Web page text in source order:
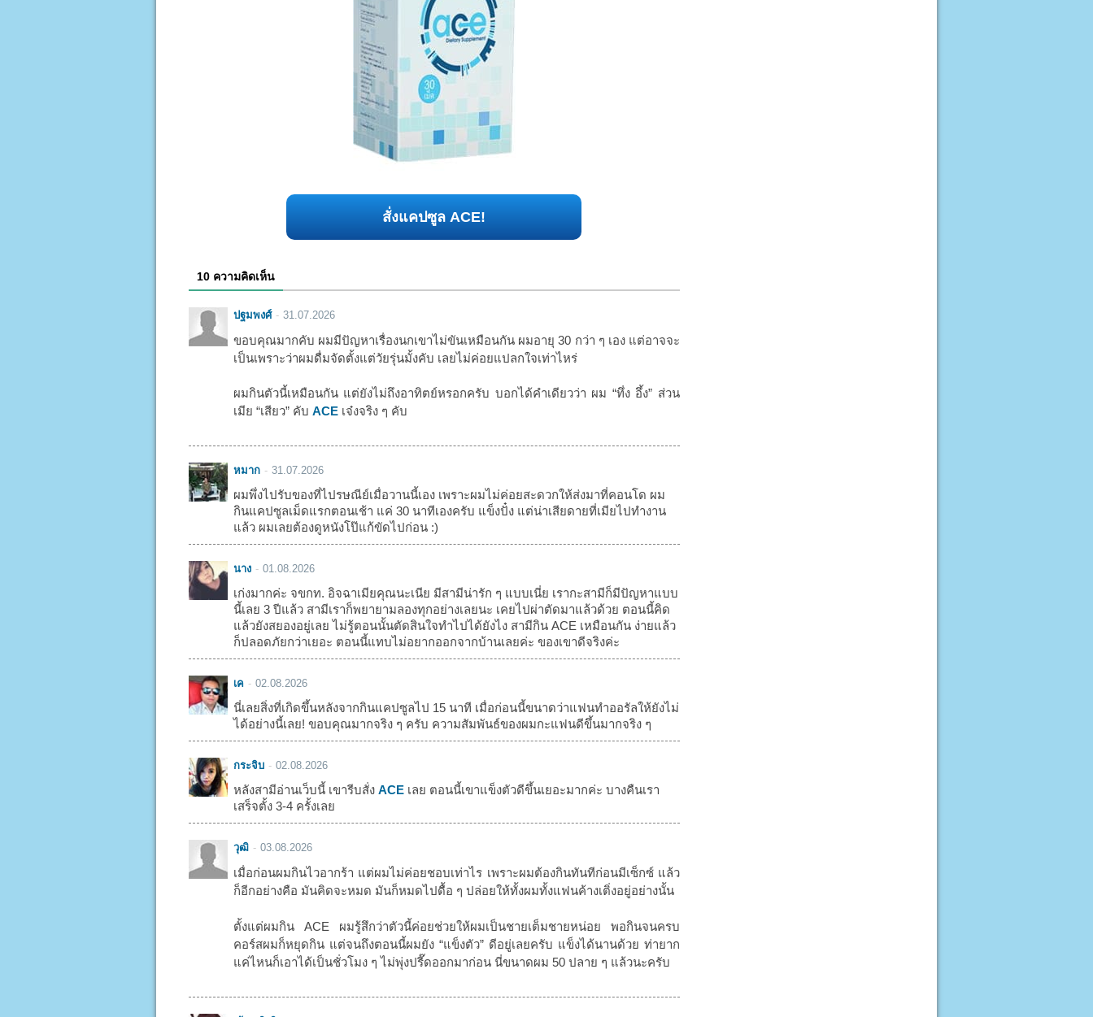
สั่งแคปซูล ACE!
10 ความคิดเห็น
ปฐมพงศ์ 31.07.2026
ขอบคุณมากคับ ผมมีปัญหาเรื่องนกเขาไม่ขันเหมือนกัน ผมอายุ 30 กว่า ๆ เอง แต่อาจจะ
เป็นเพราะว่าผมดื่มจัดตั้งแต่วัยรุ่นมั้งคับ เลยไม่ค่อยแปลกใจเท่าไหร่
ผมกินตัวนี้เหมือนกัน แต่ยังไม่ถึงอาทิตย์หรอกครับ บอกได้คำเดียวว่า ผม “ทึ่ง อึ้ง” ส่วน
เมีย “เสียว” คับ ACEเจ๋งจริง ๆ คับ
หมาก 31.07.2026
ผมพึ่งไปรับของที่ไปรษณีย์เมื่อวานนี้เอง เพราะผมไม่ค่อยสะดวกให้ส่งมาที่คอนโด ผม
กินแคปซูลเม็ดแรกตอนเช้า แค่ 30 นาทีเองครับ แข็งปั๋ง แต่น่าเสียดายที่เมียไปทำงาน
แล้ว ผมเลยต้องดูหนังโป๊แก้ขัดไปก่อน :)
นาง 01.08.2026
เก่งมากค่ะ จขกท. อิจฉาเมียคุณนะเนีย มีสามีน่ารัก ๆ แบบเนี่ย เรากะสามีก็มีปัญหาแบบ
นี้เลย 3 ปีแล้ว สามีเราก็พยายามลองทุกอย่างเลยนะ เคยไปผ่าตัดมาแล้วด้วย ตอนนี้คิด
แล้วยังสยองอยู่เลย ไม่รู้ตอนนั้นตัดสินใจทำไปได้ยังไง สามีกิน ACE เหมือนกัน ง่ายแล้ว
ก็ปลอดภัยกว่าเยอะ ตอนนี้แทบไม่อยากออกจากบ้านเลยค่ะ ของเขาดีจริงค่ะ
เค 02.08.2026
นี่เลยสิ่งที่เกิดขึ้นหลังจากกินแคปซูลไป 15 นาที เมื่อก่อนนี้ขนาดว่าแฟนทำออรัลให้ยังไม่
ได้อย่างนี้เลย! ขอบคุณมากจริง ๆ ครับ ความสัมพันธ์ของผมกะแฟนดีขึ้นมากจริง ๆ
กระจิบ 02.08.2026
หลังสามีอ่านเว็บนี้ เขารีบสั่ง ACEเลย ตอนนี้เขาแข็งตัวดีขึ้นเยอะมากค่ะ บางคืนเรา
เสร็จตั้ง 3-4 ครั้งเลย
วุฒิ 03.08.2026
เมื่อก่อนผมกินไวอากร้า แต่ผมไม่ค่อยชอบเท่าไร เพราะผมต้องกินทันทีก่อนมีเซ็กซ์ แล้ว
ก็อีกอย่างคือ มันคิดจะหมด มันก็หมดไปดื้อ ๆ ปล่อยให้ทั้งผมทั้งแฟนค้างเติ่งอยู่อย่างนั้น
ตั้งแต่ผมกิน ACE ผมรู้สึกว่าตัวนี้ค่อยช่วยให้ผมเป็นชายเต็มชายหน่อย พอกินจนครบ
คอร์สผมก็หยุดกิน แต่จนถึงตอนนี้ผมยัง “แข็งตัว” ดีอยู่เลยครับ แข็งได้นานด้วย ท่ายาก
แค่ไหนก็เอาได้เป็นชั่วโมง ๆ ไม่พุ่งปรี๊ดออกมาก่อน นี่ขนาดผม 50 ปลาย ๆ แล้วนะครับ